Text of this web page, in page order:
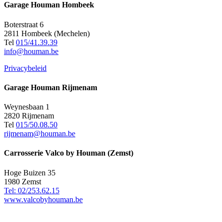
Garage Houman Hombeek
Boterstraat 6
2811 Hombeek (Mechelen)
Tel 015/41.39.39
info@houman.be
Privacybeleid
Garage Houman Rijmenam
Weynesbaan 1
2820 Rijmenam
Tel 015/50.08.50
rijmenam@houman.be
Carrosserie Valco by Houman (Zemst)
Hoge Buizen 35
1980 Zemst
Tel: 02/253.62.15
www.valcobyhouman.be